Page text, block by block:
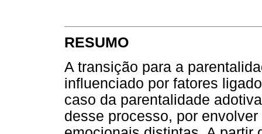
RESUMO
A transição para a
influenciado por fatores
caso da parentalidade
desse processo, por